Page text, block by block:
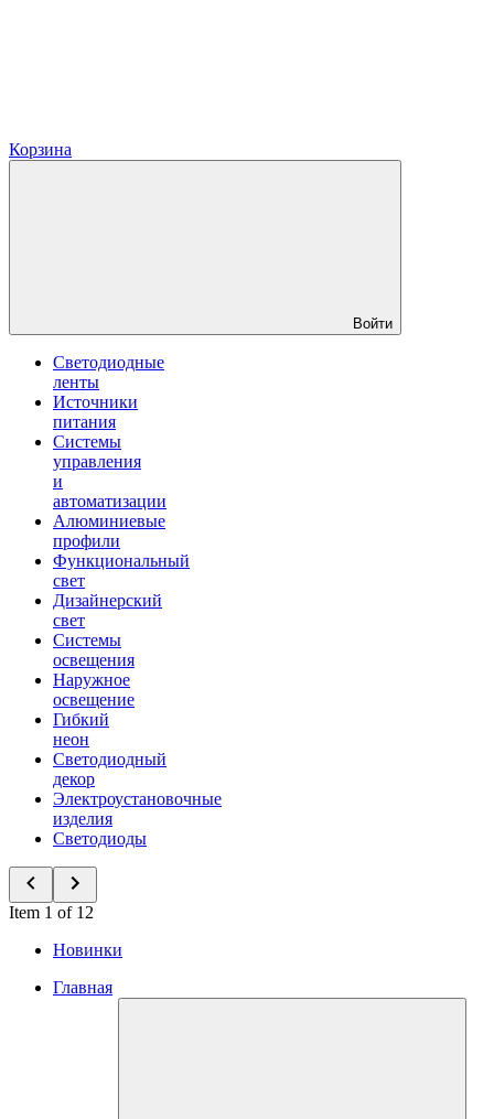
Корзина
Войти
Светодиодные
ленты
Источники
питания
Системы
управления
и
автоматизации
Алюминиевые
профили
Функциональный
свет
Дизайнерский
свет
Системы
освещения
Наружное
освещение
Гибкий
неон
Светодиодный
декор
Электроустановочные
изделия
Светодиоды
Item 1 of 12
Новинки
Главная